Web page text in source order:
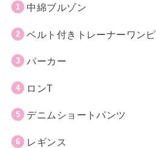
中綿ブルゾン
ベルト付きトレーナーワンピ
パーカー
ロンT
デニムショートパンツ
レギンス